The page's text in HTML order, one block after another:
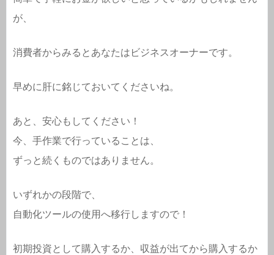
が、
消費者からみるとあなたはビジネスオーナーです。
早めに肝に銘じておいてくださいね。
あと、安心もしてください！
今、手作業で行っていることは、
ずっと続くものではありません。
いずれかの段階で、
自動化ツールの使用へ移行しますので！
初期投資として購入するか、収益が出てから購入するか